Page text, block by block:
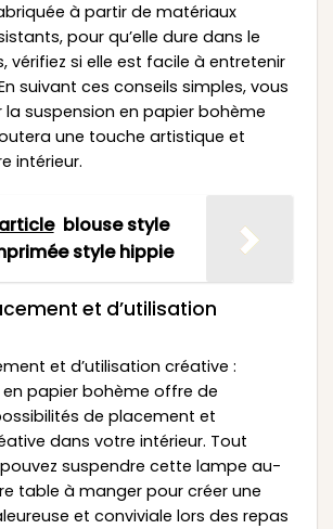
à partir de matériaux
pour qu’elle dure dans le
vérifiez si elle est facile à entretenir
suivant ces conseils simples, vous
la suspension en papier bohème
une touche artistique et
intérieur.
blouse style
style hippie
et d’utilisation
et d’utilisation créative :
en papier bohème offre de
de placement et
dans votre intérieur. Tout
suspendre cette lampe au-
table à manger pour créer une
et conviviale lors des repas